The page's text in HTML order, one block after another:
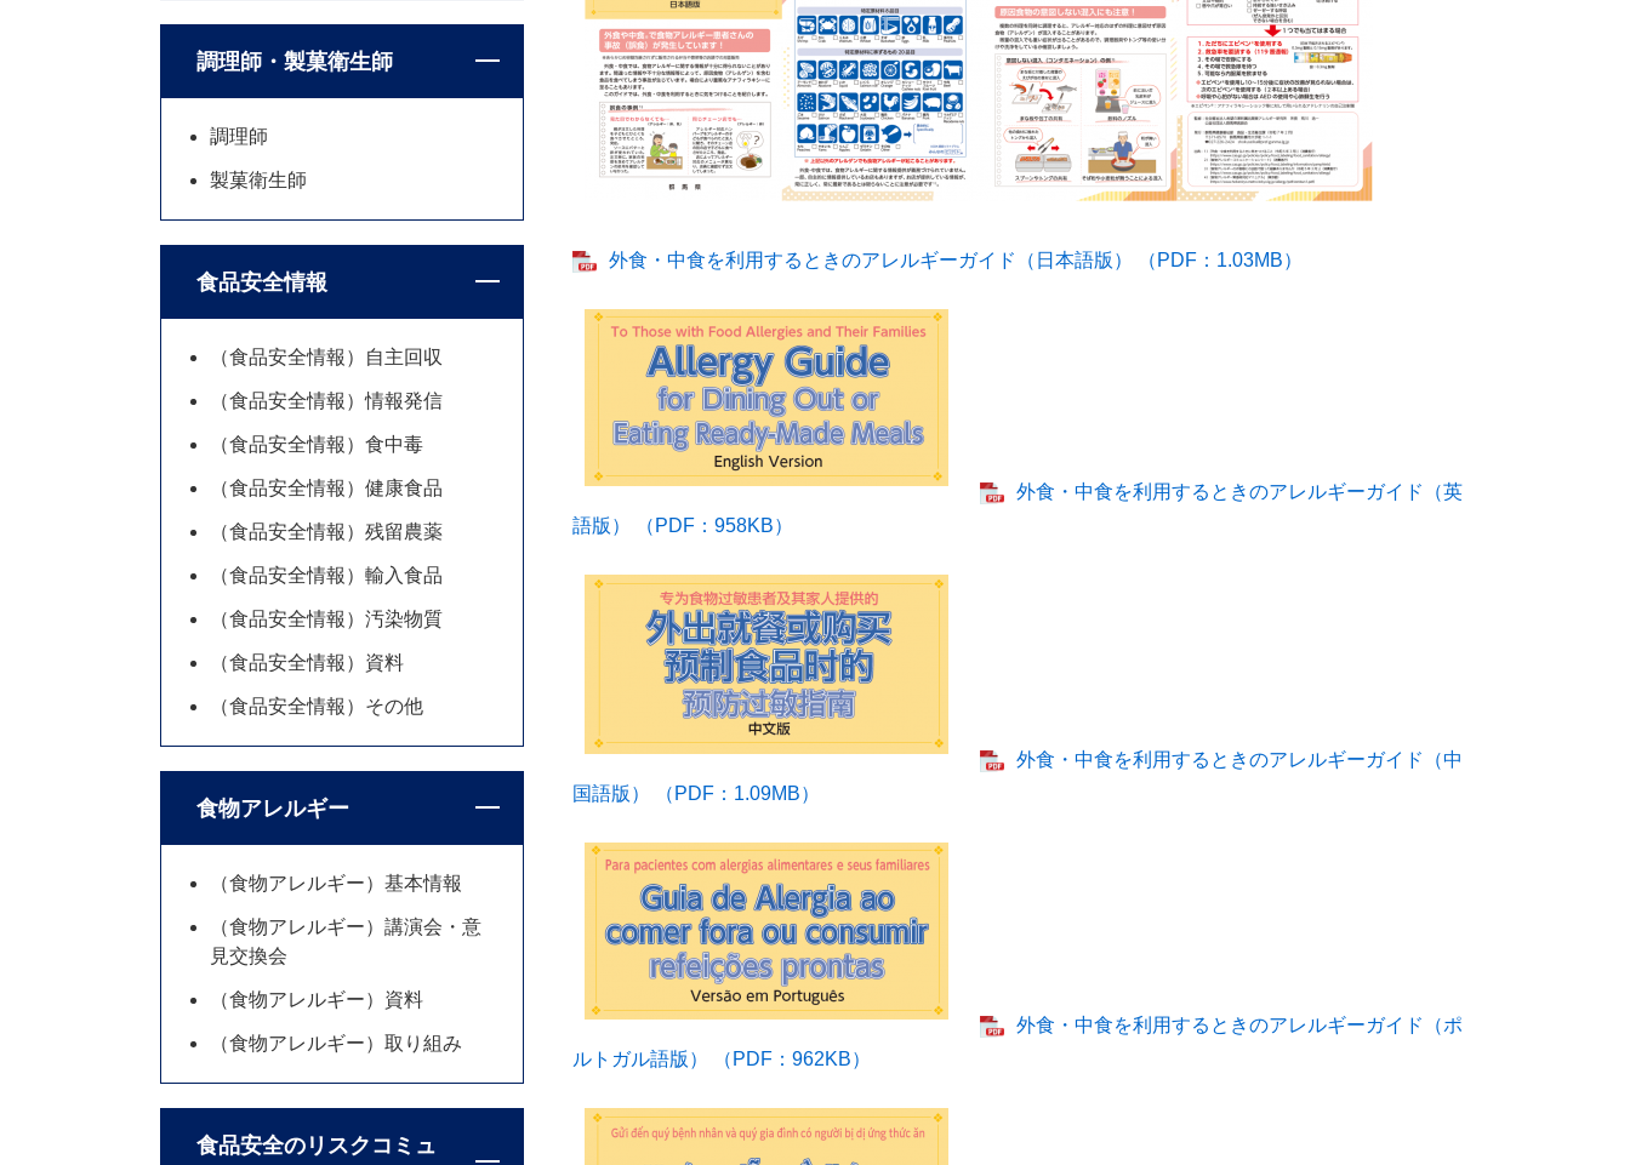
外食・中食を利用するときのアレルギーガイド（日本語版） （PDF：1.03MB）
外食・中食を利用するときのアレルギーガイド（英
語版） （PDF：958KB）
外食・中食を利用するときのアレルギーガイド（中
国語版） （PDF：1.09MB）
外食・中食を利用するときのアレルギーガイド（ポ
ルトガル語版） （PDF：962KB）
調理師・製菓衛生師
調理師
製菓衛生師
食品安全情報
（食品安全情報）自主回収
（食品安全情報）情報発信
（食品安全情報）食中毒
（食品安全情報）健康食品
（食品安全情報）残留農薬
（食品安全情報）輸入食品
（食品安全情報）汚染物質
（食品安全情報）資料
（食品安全情報）その他
食物アレルギー
（食物アレルギー）基本情報
（食物アレルギー）講演会・意
見交換会
（食物アレルギー）資料
（食物アレルギー）取り組み
食品安全のリスクコミュ